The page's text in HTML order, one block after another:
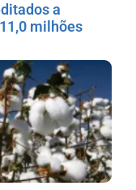
a
milhões